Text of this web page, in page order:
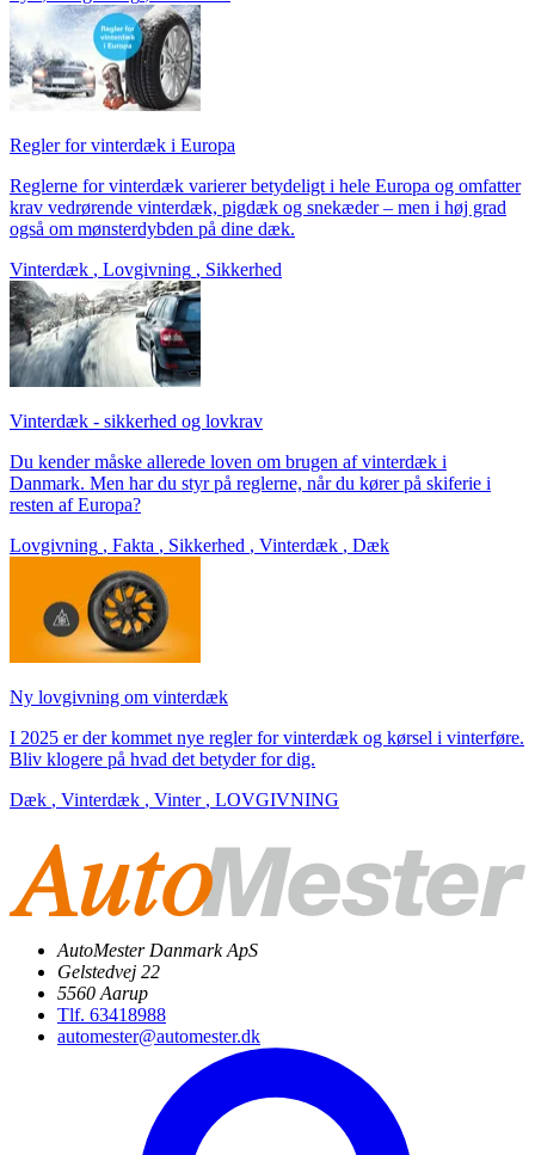
Regler for vinterdæk i Europa
Reglerne for vinterdæk varierer betydeligt i hele Europa og omfatter
krav vedrørende vinterdæk, pigdæk og snekæder – men i høj grad
også om mønsterdybden på dine dæk.
Vinterdæk , Lovgivning , Sikkerhed
Vinterdæk - sikkerhed og lovkrav
Du kender måske allerede loven om brugen af vinterdæk i
Danmark. Men har du styr på reglerne, når du kører på skiferie i
resten af Europa?
Lovgivning , Fakta , Sikkerhed , Vinterdæk , Dæk
Ny lovgivning om vinterdæk
I 2025 er der kommet nye regler for vinterdæk og kørsel i vinterføre.
Bliv klogere på hvad det betyder for dig.
Dæk , Vinterdæk , Vinter , LOVGIVNING
AutoMester Danmark ApS
Gelstedvej 22
5560 Aarup
Tlf. 63418988
automester@automester.dk